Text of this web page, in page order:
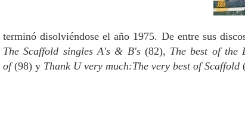
disolviéndose el año 1975. De entre sus
The Scaffold singles A's & B's (82), The best of the
of(98) y Thank U very much:The very best of Scaffold